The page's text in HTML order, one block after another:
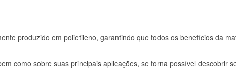
produzido em polietileno, garantindo que todos os benefícios da
como sobre suas principais aplicações, se torna possível descobrir